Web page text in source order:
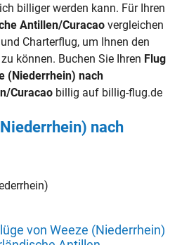
billiger werden kann. Für Ihren
Antillen/Curacao vergleichen
Charterflug, um Ihnen den
können. Buchen Sie Ihren Flug
(Niederrhein) nach
Curacao billig auf billig-flug.de
nach
von Weeze (Niederrhein)